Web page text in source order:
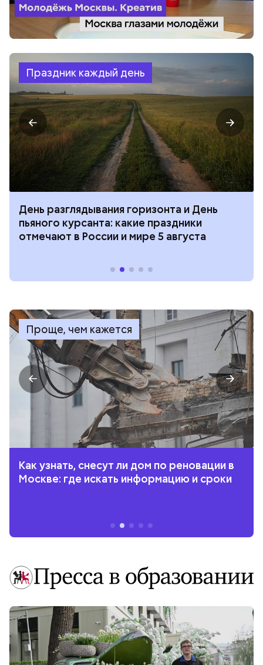
Праздник каждый день
День разглядывания горизонта и День
пьяного курсанта: какие праздники
отмечают в России и мире 5 августа
Проще, чем кажется
Как узнать, снесут ли дом по реновации в
Москве: где искать информацию и сроки